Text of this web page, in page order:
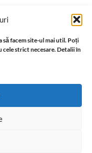
facem site-ul mai util. Poți
strict necesare. Detalii în